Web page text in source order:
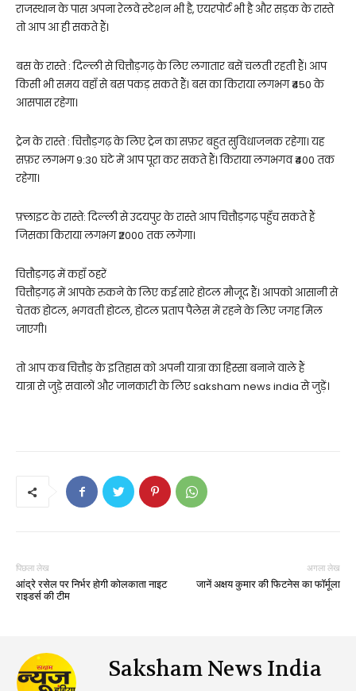
राजस्थान के पास अपना रेलवे स्टेशन भी है, एयरपोर्ट भी है और सड़क के रास्ते
तो आप आ ही सकते हैं।
बस के रास्ते : दिल्ली से चित्तौड़गढ़ के लिए लगातार बसें चलती रहती हैं। आप
किसी भी समय वहाँ से बस पकड़ सकते हैं। बस का किराया लगभग ₹450 के
आसपास रहेगा।
ट्रेन के रास्ते : चित्तौड़गढ़ के लिए ट्रेन का सफ़र बहुत सुविधाजनक रहेगा। यह
सफ़र लगभग 9:30 घंटे में आप पूरा कर सकते हैं। किराया लगभगव ₹400 तक
रहेगा।
फ़्लाइट के रास्ते: दिल्ली से उदयपुर के रास्ते आप चित्तौड़गढ़ पहुँच सकते हैं
जिसका किराया लगभग ₹2000 तक लगेगा।
चित्तौड़गढ़ में कहाँ ठहरें
चित्तौड़गढ़ में आपके रुकने के लिए कई सारे होटल मौजूद हैं। आपको आसानी से
चेतक होटल, भगवती होटल, होटल प्रताप पैलेस में रहने के लिए जगह मिल
जाएगी।
तो आप कब चित्तौड़ के इतिहास को अपनी यात्रा का हिस्सा बनाने वाले हैं
यात्रा से जुड़े सवालों और जानकारी के लिए saksham news india से जुड़ें।
पिछला लेख
आंद्रे रसेल पर निर्भर होगी कोलकाता नाइट
राइडर्स की टीम
अगला लेख
जानें अक्षय कुमार की फिटनेस का फॉर्मूला
Saksham News India